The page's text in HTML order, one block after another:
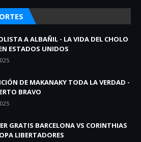
A ALBAÑIL - LA VIDA DEL CHOLO
ESTADOS UNIDOS
DE MAKANAKY TODA LA VERDAD -
BRAVO
GRATIS BARCELONA VS CORINTHIAS
LIBERTADORES